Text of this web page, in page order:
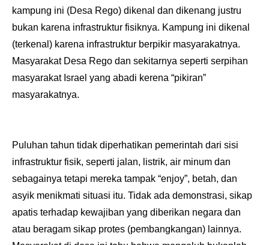
kampung ini (Desa Rego) dikenal dan dikenang justru
bukan karena infrastruktur fisiknya. Kampung ini dikenal
(terkenal) karena infrastruktur berpikir masyarakatnya.
Masyarakat Desa Rego dan sekitarnya seperti serpihan
masyarakat Israel yang abadi kerena “pikiran”
masyarakatnya.
Puluhan tahun tidak diperhatikan pemerintah dari sisi
infrastruktur fisik, seperti jalan, listrik, air minum dan
sebagainya tetapi mereka tampak “enjoy”, betah, dan
asyik menikmati situasi itu. Tidak ada demonstrasi, sikap
apatis terhadap kewajiban yang diberikan negara dan
atau beragam sikap protes (pembangkangan) lainnya.